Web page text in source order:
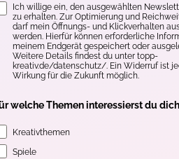
Ich willige ein, den ausgewählten
zu erhalten. Zur Optimierung und
darf mein Öffnungs- und Klickverhalten
werden. Hierfür können erforderliche
meinem Endgerät gespeichert oder
Weitere Details findest du unter topp-
kreativ.de/datenschutz/. Ein Widerruf ist
Wirkung für die Zukunft möglich.
welche Themen interessierst du
Kreativthemen
Spiele